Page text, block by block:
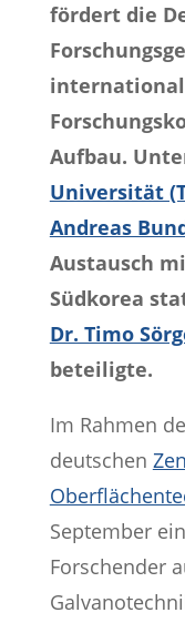
fördert die
Aufbau.
Universität
Andreas
Austausch
Südkorea
Dr. Timo
beteiligte.
Im Rahmen
deutschen
September
Forschender